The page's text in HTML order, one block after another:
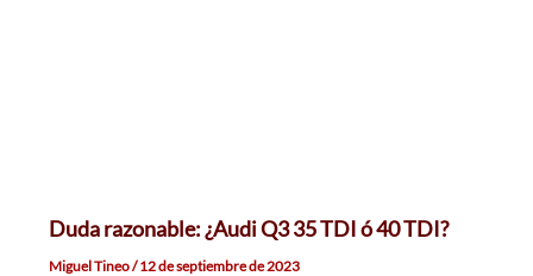
Duda razonable: ¿Audi Q3 35 TDI ó 40 TDI?
Miguel Tineo/12 de septiembre de 2023